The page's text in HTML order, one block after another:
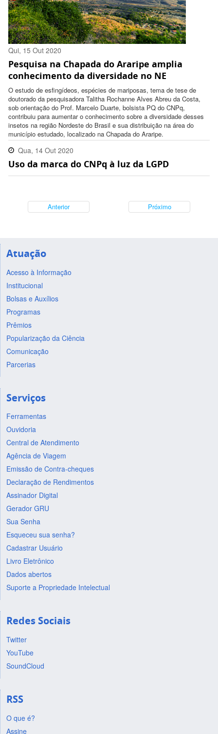
Qui, 15 Out 2020
13:25:00 -0300
Pesquisa na Chapada do Araripe amplia
conhecimento da diversidade no NE
O estudo de esfingídeos, espécies de mariposas, tema de tese de
doutorado da pesquisadora Talitha Rochanne Alves Abreu da Costa,
sob orientação do Prof. Marcelo Duarte, bolsista PQ do CNPq,
contribuiu para aumentar o conhecimento sobre a diversidade desses
insetos na região Nordeste do Brasil e sua distribuição na área do
município estudado, localizado na Chapada do Araripe.
Qua, 14 Out 2020
16:50:00 -0300
Uso da marca do CNPq à luz da LGPD
Anterior Próximo
Atuação
Acesso à Informação
Institucional
Bolsas e Auxílios
Programas
Prêmios
Popularização da Ciência
Comunicação
Parcerias
Serviços
Ferramentas
Ouvidoria
Central de Atendimento
Agência de Viagem
Emissão de Contra-cheques
Declaração de Rendimentos
Assinador Digital
Gerador GRU
Sua Senha
Esqueceu sua senha?
Cadastrar Usuário
Livro Eletrônico
Dados abertos
Suporte a Propriedade Intelectual
Redes Sociais
Twitter
YouTube
SoundCloud
RSS
O que é?
Assine